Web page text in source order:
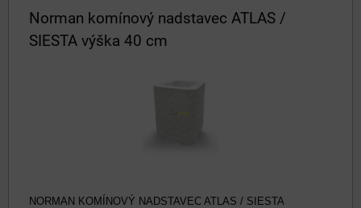
Norman komínový nadstavec ATLAS /
SIESTA výška 40 cm
NORMAN KOMÍNOVÝ NADSTAVEC ATLAS / SIESTA